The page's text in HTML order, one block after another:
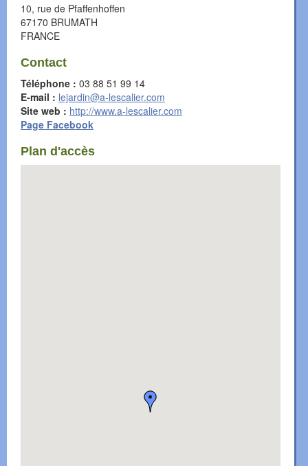
10, rue de Pfaffenhoffen
67170 BRUMATH
FRANCE
Contact
Téléphone : 03 88 51 99 14
E-mail : lejardin@a-lescalier.com
Site web : http://www.a-lescalier.com
Page Facebook
Plan d'accès